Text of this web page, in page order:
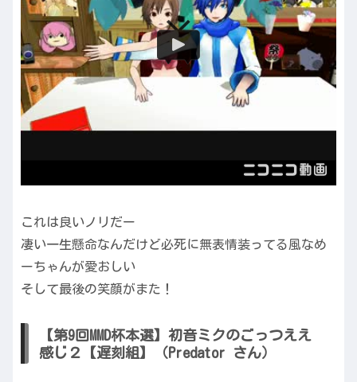
これは良いノリだー
凄い一生懸命なんだけど必死に無表情装ってる風なめ
ーちゃんが愛おしい
そして最後の笑顔がまた！
【第9回MMD杯本選】初音ミクのごっつええ
感じ２【遅刻組】（Predator さん）